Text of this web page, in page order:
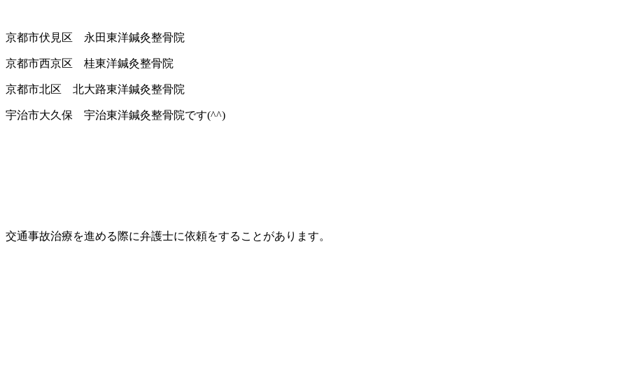
京都市伏見区 永田東洋鍼灸整骨院
京都市西京区 桂東洋鍼灸整骨院
京都市北区 北大路東洋鍼灸整骨院
宇治市大久保 宇治東洋鍼灸整骨院です(^^)
交通事故治療を進める際に弁護士に依頼をすることがあります。